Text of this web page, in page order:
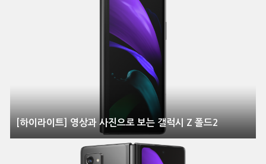
[하이라이트] 영상과 사진으로 보는 갤럭시 Z 폴드2